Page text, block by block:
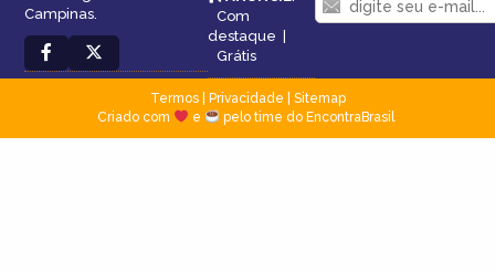
Campinas.
Com
destaque |
Grátis
Termos| Privacidade
Sitemap
Criado com
e pelo time do EncontraBrasil